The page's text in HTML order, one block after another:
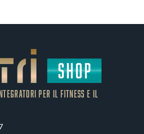
PER IL FITNESS E IL